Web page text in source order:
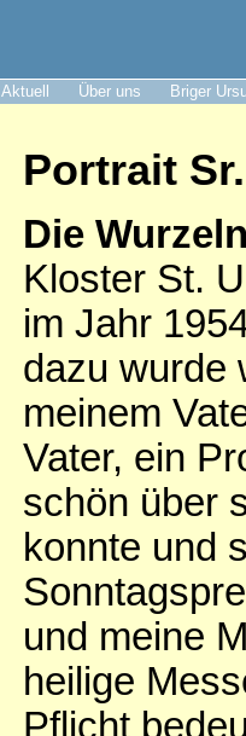
Aktuell Über uns Briger
Portrait
Die
Kloster St.
im Jahr
dazu wurde
meinem
Vater, ein
schön über
konnte und
und meine
heilige
Pflicht